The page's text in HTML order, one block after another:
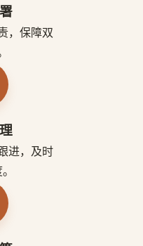
，保障双
进，及时